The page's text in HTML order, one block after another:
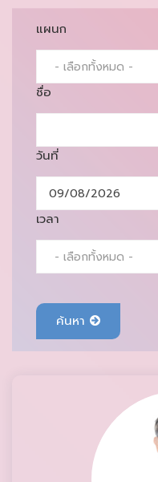
แผนก
ชื่อ
วันที่
เวลา
ค้นหา